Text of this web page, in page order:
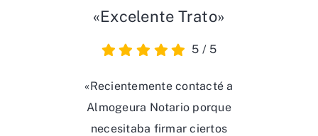
«Excelente Trato»
5 / 5
«Recientemente contacté a
Almogeura Notario porque
necesitaba firmar ciertos